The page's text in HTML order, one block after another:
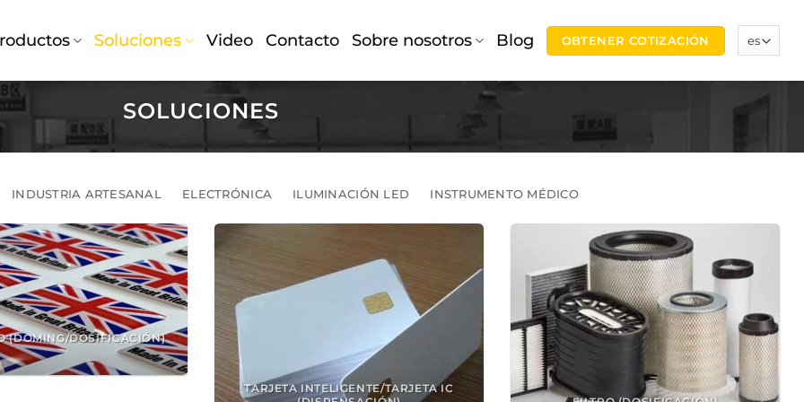
Soluciones Video Contacto Sobre nosotros Blog OBTENER COTIZACIÓN
SOLUCIONES
INDUSTRIA ARTESANAL ELECTRÓNICA ILUMINACIÓN LED INSTRUMENTO MÉDICO
(DOMING/DOSIFICACIÓN)
TARJETA INTELIGENTE/TARJETA IC